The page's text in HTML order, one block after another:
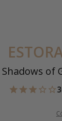
Shadows of
3